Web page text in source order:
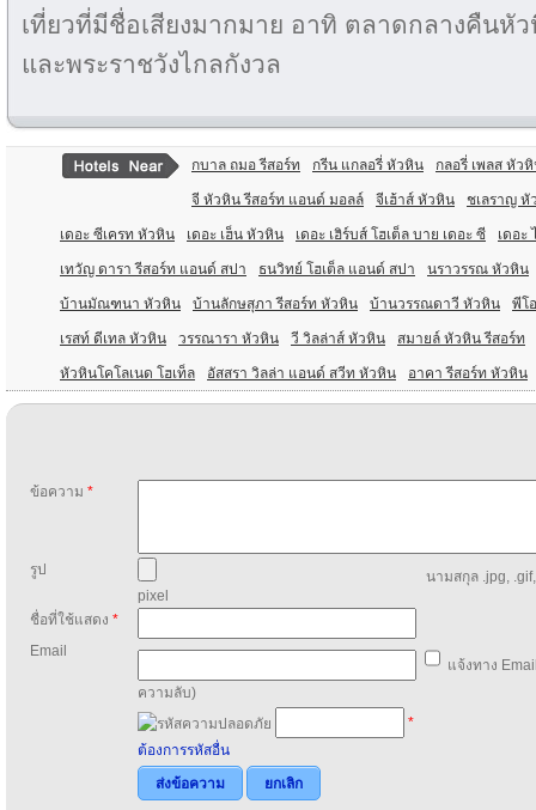
เที่ยวที่มีชื่อเสียงมากมาย อาทิ ตลาดกลางคืนหัว
และพระราชวังไกลกังวล
กบาล ถมอ รีสอร์ท กรีน แกลอรี่ หัวหิน กลอรี่ เพลส หัว
จี หัวหิน รีสอร์ท แอนด์ มอลล์ จีเฮ้าส์ หัวหิน ชเลราญ หั
เดอะ ซีเครท หัวหิน เดอะ เฮ็น หัวหิน เดอะ เฮิร์บส์ โฮเต็ล บาย เดอะ ซี เดอะ
เทวัญ ดารา รีสอร์ท แอนด์ สปา ธนวิทย์ โฮเต็ล แอนด์ สปา นราวรรณ หัวหิน
บ้านมัณฑนา หัวหิน บ้านลักษสุภา รีสอร์ท หัวหิน บ้านวรรณดาวี หัวหิน พีโ
เรสท์ ดีเทล หัวหิน วรรณารา หัวหิน วี วิลล่าส์ หัวหิน สมายล์ หัวหิน รีสอร์ท
หัวหินโคโลเนด โฮเท็ล อัสสรา วิลล่า แอนด์ สวีท หัวหิน อาคา รีสอร์ท หัวหิน
ข้อความ *
รูป
นามสกุล .jpg,
pixel
ชื่อที่ใช้แสดง *
Email
แจ้งทาง
ความลับ)
*
ต้องการรหัสอื่น
ส่งข้อความ
ยกเลิก